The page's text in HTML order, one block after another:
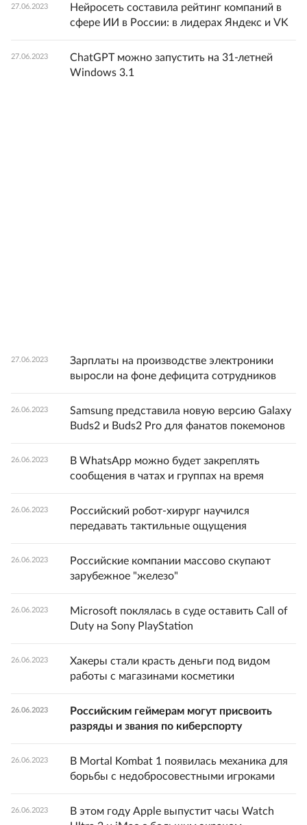
27.06.2023
Нейросеть составила рейтинг компаний в
сфере ИИ в России: в лидерах Яндекс и VK
27.06.2023
ChatGPT можно запустить на 31-летней
Windows 3.1
27.06.2023
Зарплаты на производстве электроники
выросли на фоне дефицита сотрудников
26.06.2023
Samsung представила новую версию Galaxy
Buds2 и Buds2 Pro для фанатов покемонов
26.06.2023
В WhatsApp можно будет закреплять
сообщения в чатах и группах на время
26.06.2023
Российский робот-хирург научился
передавать тактильные ощущения
26.06.2023
Российские компании массово скупают
зарубежное "железо"
26.06.2023
Microsoft поклялась в суде оставить Call of
Duty на Sony PlayStation
26.06.2023
Хакеры стали красть деньги под видом
работы с магазинами косметики
26.06.2023
Российским геймерам могут присвоить
разряды и звания по киберспорту
26.06.2023
В Mortal Kombat 1 появилась механика для
борьбы с недобросовестными игроками
26.06.2023
В этом году Apple выпустит часы Watch